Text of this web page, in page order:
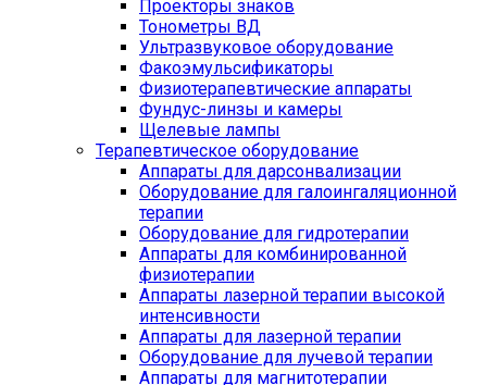
Проекторы знаков
Тонометры ВД
Ультразвуковое оборудование
Факоэмульсификаторы
Физиотерапевтические аппараты
Фундус-линзы и камеры
Щелевые лампы
Терапевтическое оборудование
Аппараты для дарсонвализации
Оборудование для галоингаляционной
терапии
Оборудование для гидротерапии
Аппараты для комбинированной
физиотерапии
Аппараты лазерной терапии высокой
интенсивности
Аппараты для лазерной терапии
Оборудование для лучевой терапии
Аппараты для магнитотерапии